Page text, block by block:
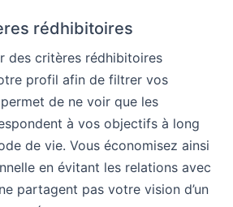
rédhibitoires
des critères rédhibitoires
profil afin de filtrer vos
de ne voir que les
à vos objectifs à long
de vie. Vous économisez ainsi
en évitant les relations avec
partagent pas votre vision d’un